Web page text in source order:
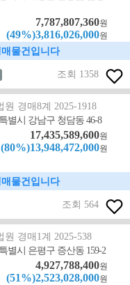
7,787,807,360원
(49%)3,816,026,000원
물건입니다
조회 1358
원 경매8계 2025-1918
별시 강남구 청담동 46-8
17,435,589,600원
(80%)13,948,472,000원
물건입니다
조회 564
원 경매1계 2025-538
별시 은평구 증산동 159-2
4,927,788,400원
(51%)2,523,028,000원